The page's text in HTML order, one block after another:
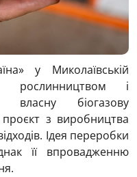
у Миколаївській
рослинництвом і
біогазову
проєкт з виробництва
Ідея переробки
її впровадженню